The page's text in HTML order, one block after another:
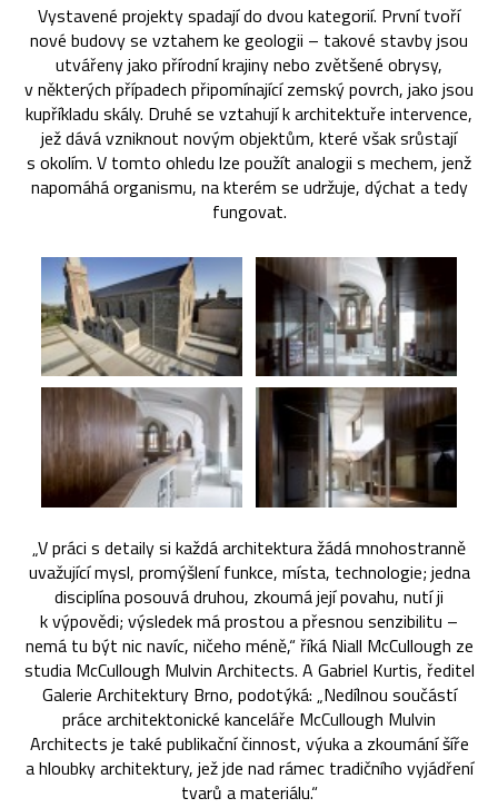
Vystavené projekty spadají do dvou kategorií. První tvoří
nové budovy se vztahem ke geologii – takové stavby jsou
utvářeny jako přírodní krajiny nebo zvětšené obrysy,
v některých případech připomínající zemský povrch, jako jsou
kupříkladu skály. Druhé se vztahují k architektuře intervence,
jež dává vzniknout novým objektům, které však srůstají
s okolím. V tomto ohledu lze použít analogii s mechem, jenž
napomáhá organismu, na kterém se udržuje, dýchat a tedy
fungovat.
„V práci s detaily si každá architektura žádá mnohostranně
uvažující mysl, promýšlení funkce, místa, technologie; jedna
disciplína posouvá druhou, zkoumá její povahu, nutí ji
k výpovědi; výsledek má prostou a přesnou senzibilitu –
nemá tu být nic navíc, ničeho méně,“ říká Niall McCullough ze
studia McCullough Mulvin Architects. A Gabriel Kurtis, ředitel
Galerie Architektury Brno, podotýká: „Nedílnou součástí
práce architektonické kanceláře McCullough Mulvin
Architects je také publikační činnost, výuka a zkoumání šíře
a hloubky architektury, jež jde nad rámec tradičního vyjádření
tvarů a materiálu.“